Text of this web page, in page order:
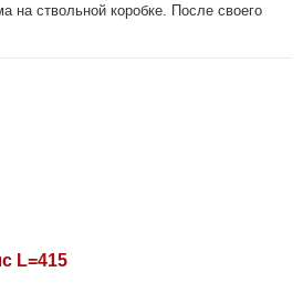
на ствольной коробке. После своего
L=415